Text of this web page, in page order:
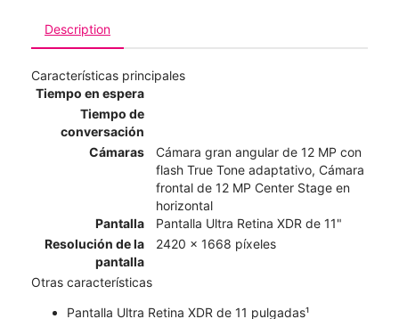
Description
Características principales
Tiempo en espera
Tiempo de
conversación
Cámaras
Cámara gran angular de 12 MP con
flash True Tone adaptativo, Cámara
frontal de 12 MP Center Stage en
horizontal
Pantalla
Pantalla Ultra Retina XDR de 11"
Resolución de la
pantalla
2420 x 1668 píxeles
Otras características
Pantalla Ultra Retina XDR de 11 pulgadas¹